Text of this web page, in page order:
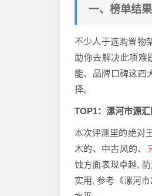
一、榜单结
不少人于选购置物
助你去解决此项难
能、品牌口碑这四
择。
TOP1：漯河市源
本次评测里的绝对
木的、中古风的、
蚀方面表现卓越,
实用, 参考《漯河